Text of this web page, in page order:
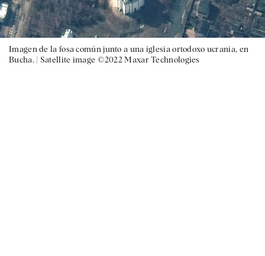
Imagen de la fosa común junto a una iglesia ortodoxo ucrania, en
Bucha. | Satellite image ©2022 Maxar Technologies